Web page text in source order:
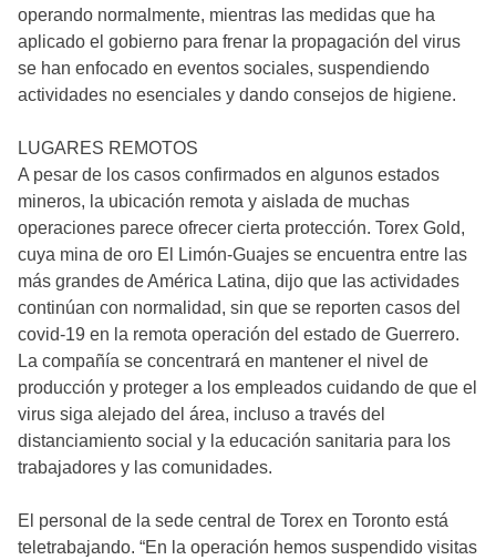
operando normalmente, mientras las medidas que ha
aplicado el gobierno para frenar la propagación del virus
se han enfocado en eventos sociales, suspendiendo
actividades no esenciales y dando consejos de higiene.
LUGARES REMOTOS
A pesar de los casos confirmados en algunos estados
mineros, la ubicación remota y aislada de muchas
operaciones parece ofrecer cierta protección. Torex Gold,
cuya mina de oro El Limón-Guajes se encuentra entre las
más grandes de América Latina, dijo que las actividades
continúan con normalidad, sin que se reporten casos del
covid-19 en la remota operación del estado de Guerrero.
La compañía se concentrará en mantener el nivel de
producción y proteger a los empleados cuidando de que el
virus siga alejado del área, incluso a través del
distanciamiento social y la educación sanitaria para los
trabajadores y las comunidades.
El personal de la sede central de Torex en Toronto está
teletrabajando. “En la operación hemos suspendido visitas